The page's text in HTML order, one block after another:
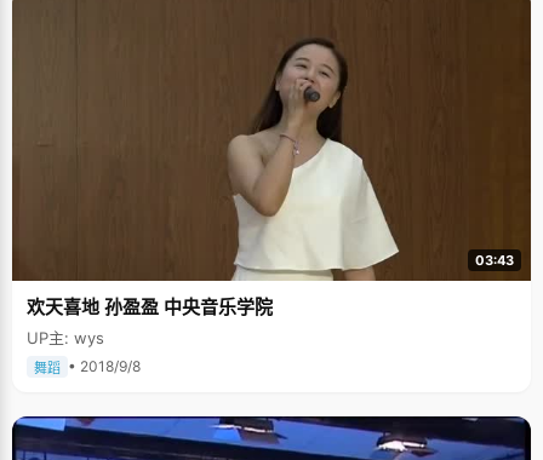
03:43
欢天喜地 孙盈盈 中央音乐学院
UP主: wys
舞蹈 • 2018/9/8